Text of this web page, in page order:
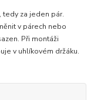
tedy za jeden pár.
v párech nebo
Při montáži
v uhlíkovém držáku.